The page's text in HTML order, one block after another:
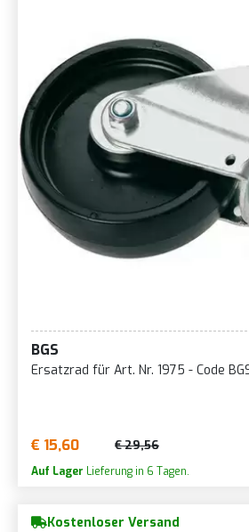
BGS
Ersatzrad für Art. Nr. 1975 - Code
€ 15,60 € 29,56
Auf Lager Lieferung in 6 Tagen.
Kostenloser Versand